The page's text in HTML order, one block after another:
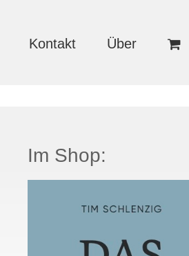
Kontakt Über
Im Shop: